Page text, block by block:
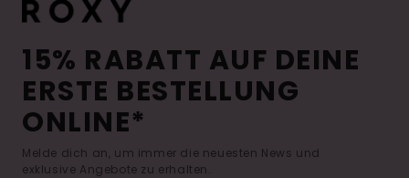
15% RABATT AUF DEINE
ERSTE BESTELLUNG
ONLINE*
Melde dich an, um immer die neuesten News und
exklusive Angebote zu erhalten.